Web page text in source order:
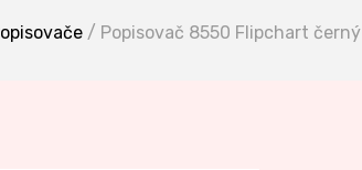
/ Popisovač 8550 Flipchart černý